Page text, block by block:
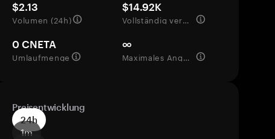
$2.13
Volumen (24h)
$14.92K
Vollständig verwässerte Bewertung
0 CNETA
Umlaufmenge
∞
Maximales Angebot
Preisentwicklung
24h
1m